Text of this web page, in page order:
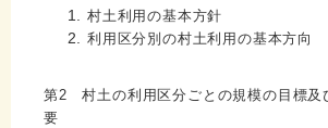
村土利用の基本方針
利用区分別の村土利用の基本方向
第2 村土の利用区分ごとの規模の目標及
要